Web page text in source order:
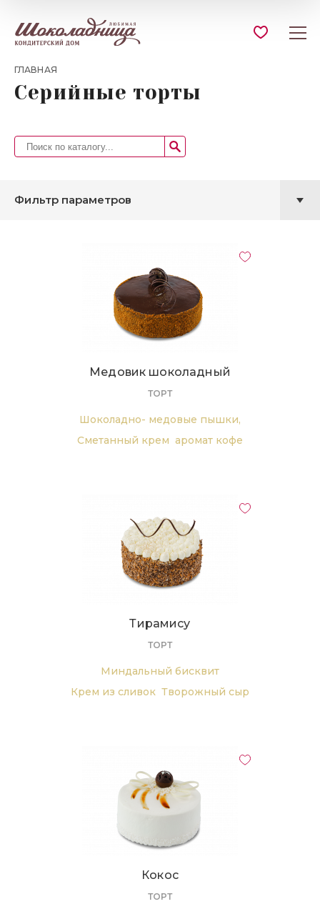
ГЛАВНАЯ
Серийные торты
Фильтр параметров
Медовик шоколадный
ТОРТ
Шоколадно- медовые пышки,
Cметанный крем аромат кофе
Тирамису
ТОРТ
Миндальный бисквит
Крем из сливок Творожный сыр
Кокос
ТОРТ